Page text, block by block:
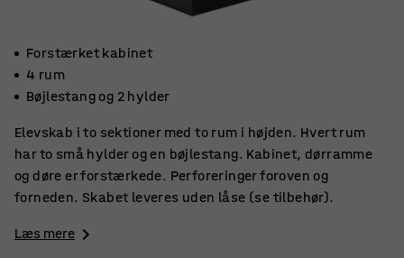
Forstærket kabinet
4 rum
Bøjlestang og 2 hylder
Elevskab i to sektioner med to rum i højden. Hvert rum
har to små hylder og en bøjlestang. Kabinet, dørramme
og døre er forstærkede. Perforeringer foroven og
forneden. Skabet leveres uden låse (se tilbehør).
Læs mere